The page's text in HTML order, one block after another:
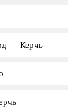
— Керчь